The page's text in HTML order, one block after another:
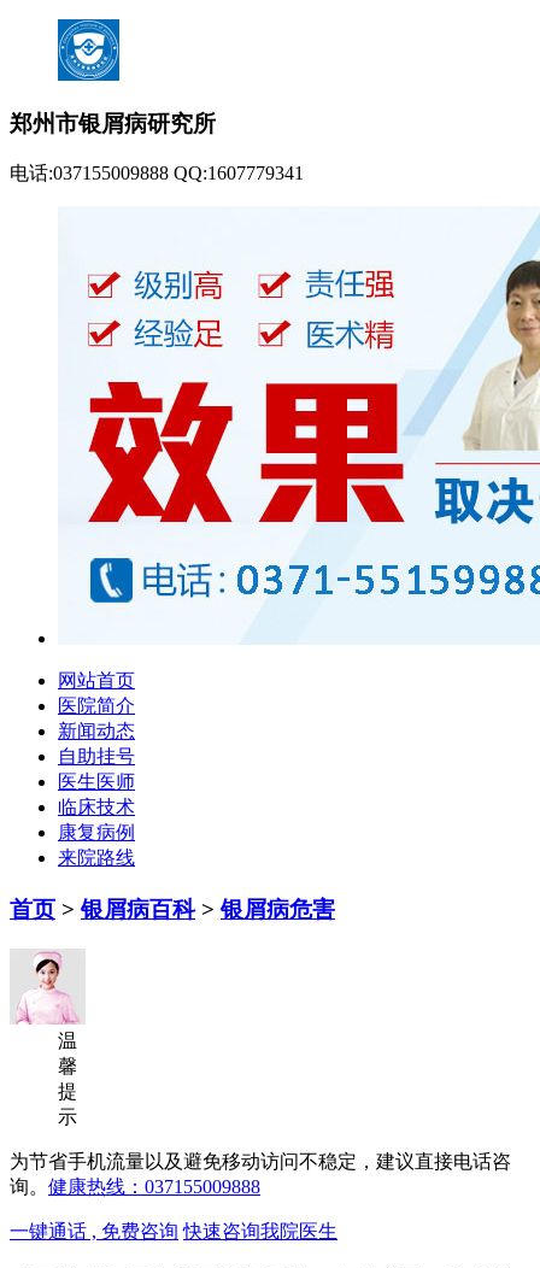
郑州市银屑病研究所
电话:037155009888 QQ:1607779341
网站首页
医院简介
新闻动态
自助挂号
医生医师
临床技术
康复病例
来院路线
首页 >银屑病百科>银屑病危害
温
馨
提
示
为节省手机流量以及避免移动访问不稳定，建议直接电话咨
询。 健康热线：037155009888
一键通话 , 免费咨询 快速咨询我院医生